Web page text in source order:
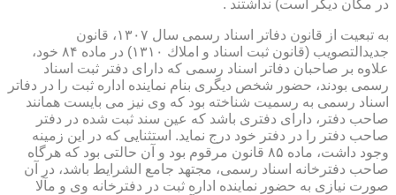
در مكان دیگر است) نداشتند .
به تبعیت از قانون دفاتر اسناد رسمی سال ۱۳۰۷، قانون
جدیدالتصویب (قانون ثبت اسناد و املاك ۱۳۱۰) در ماده ۸۴ خود،
علاوه بر صاحبان دفاتر اسناد رسمی كه دارای دفتر ثبت اسناد
رسمی بودند، حضور شخص دیگری بنام نماینده اداره ثبت را در دفاتر
اسناد رسمی به رسمیت شناخته بود كه وی نیز می بایست همانند
صاحب دفتر، دارای دفتری باشد كه عین سند ثبت شده در دفتر
صاحب دفتر را در دفتر خود درج نماید. استثنایی كه در این زمینه
وجود داشت، ماده ۸۵ قانون مرقوم بود و آن حالتی بود كه هرگاه
صاحب دفترخانه اسناد رسمی، مجتهد جامع الشرایط باشد، در آن
صورت نیازی به حضور نماینده اداره ثبت در دفترخانه وی و مآلا